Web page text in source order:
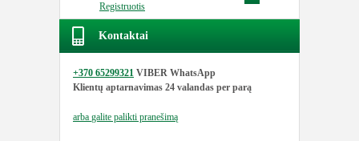
Registruotis
Kontaktai
+370 65299321 VIBER WhatsApp
Klientų aptarnavimas 24 valandas per parą
arba galite palikti pranešimą